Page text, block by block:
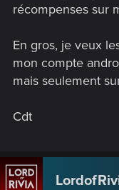
récompenses sur
En gros, je veux
mon compte
mais seulement
Cdt